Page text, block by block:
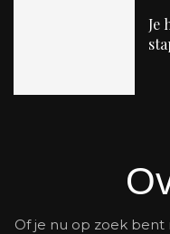
Je
Of je nu op zoek bent